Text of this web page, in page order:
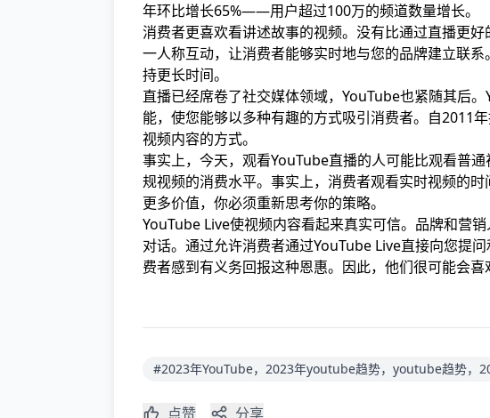
年环比增长65%——用户超过100万的频道数量增长。
消费者更喜欢看讲述故事的视频。没有比通过直播更
一人称互动，让消费者能够实时地与您的品牌建立联
持更长时间。
直播已经席卷了社交媒体领域，YouTube也紧随其后
能，使您能够以多种有趣的方式吸引消费者。自2011
视频内容的方式。
事实上，今天，观看YouTube直播的人可能比观看普
规视频的消费水平。事实上，消费者观看实时视频的
更多价值，你必须重新思考你的策略。
YouTube Live使视频内容看起来真实可信。品牌和营
对话。通过允许消费者通过YouTube Live直接向您提
费者感到有义务回报这种恩惠。因此，他们很可能会喜
#2023年YouTube，2023年youtube趋势，youtube趋势，
点赞 分享